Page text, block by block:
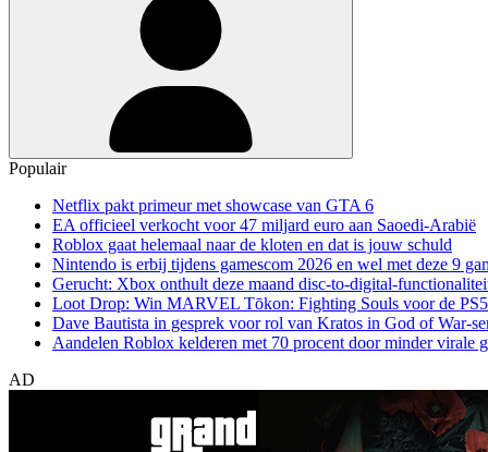
Populair
Netflix pakt primeur met showcase van GTA 6
EA officieel verkocht voor 47 miljard euro aan Saoedi-Arabië
Roblox gaat helemaal naar de kloten en dat is jouw schuld
Nintendo is erbij tijdens gamescom 2026 en wel met deze 9
Gerucht: Xbox onthult deze maand disc-to-digital-
Loot Drop: Win MARVEL Tōkon: Fighting Souls voor de PS5
Dave Bautista in gesprek voor rol van Kratos in God of War-
Aandelen Roblox kelderen met 70 procent door minder virale
AD